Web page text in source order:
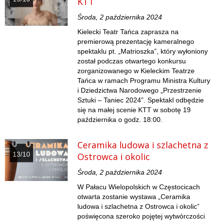
Środa, 2 października 2024
Kielecki Teatr Tańca zaprasza na
premierową prezentację kameralnego
spektaklu pt. „Matrioszka”, który wyłoniony
został podczas otwartego konkursu
zorganizowanego w Kieleckim Teatrze
Tańca w ramach Programu Ministra Kultury
i Dziedzictwa Narodowego „Przestrzenie
Sztuki – Taniec 2024”. Spektakl odbędzie
się na małej scenie KTT w sobotę 19
października o godz. 18:00.
13/10
Ceramika ludowa i szlachetna z
Ostrowca i okolic
Środa, 2 października 2024
W Pałacu Wielopolskich w Częstocicach
otwarta zostanie wystawa „Ceramika
ludowa i szlachetna z Ostrowca i okolic”
poświęcona szeroko pojętej wytwórczości